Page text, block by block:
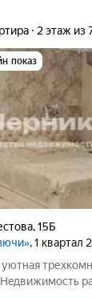
2 этаж из
показ
,15Б
, 1 квартал